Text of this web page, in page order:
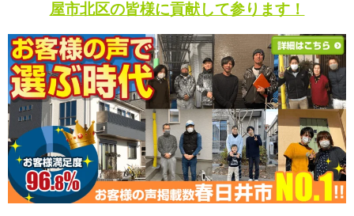
屋市北区の皆様に貢献して参ります！